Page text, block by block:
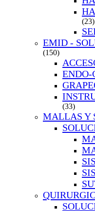
(23)
EMID -
(150)
ENDO-
(33)
MALLAS Y